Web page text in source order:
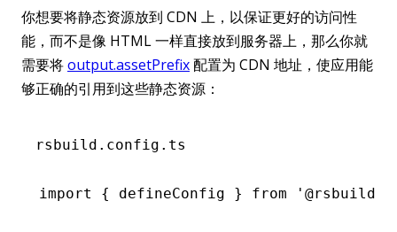
你想要将静态资源放到 CDN 上，以保证更好的访问性
能，而不是像 HTML 一样直接放到服务器上，那么你就
需要将output.assetPrefix配置为 CDN 地址，使应用能
够正确的引用到这些静态资源：
rsbuild.config.ts
import { defineConfig } from '@rsbuild/